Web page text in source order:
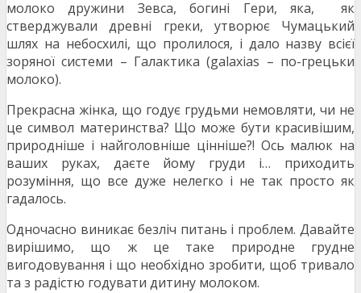
молоко дружини Зевса, богині Гери, яка, як
стверджували древні греки, утворює Чумацький
шлях на небосхилі, що пролилося, і дало назву всієї
зоряної системи – Галактика (galaxias – по-грецьки
молоко).
Прекрасна жінка, що годує грудьми немовляти, чи не
це символ материнства? Що може бути красивішим,
природніше і найголовніше цінніше?! Ось малюк на
ваших руках, даєте йому груди і… приходить
розуміння, що все дуже нелегко і не так просто як
гадалось.
Одночасно виникає безліч питань і проблем. Давайте
вирішимо, що ж це таке природне грудне
вигодовування і що необхідно зробити, щоб тривало
та з радістю годувати дитину молоком.